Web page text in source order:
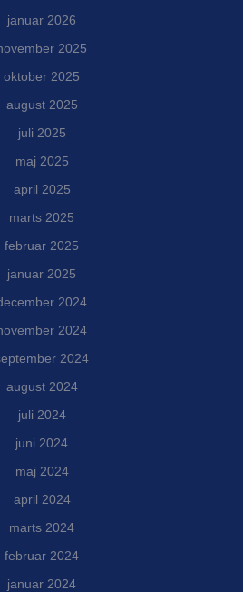
januar 2026
2025
oktober 2025
august 2025
juli 2025
maj 2025
april 2025
marts 2025
februar 2025
januar 2025
2024
2024
2024
august 2024
juli 2024
juni 2024
maj 2024
april 2024
marts 2024
februar 2024
januar 2024